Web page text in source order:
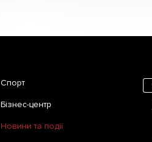
Спорт
Бізнес-центр
Новини та події